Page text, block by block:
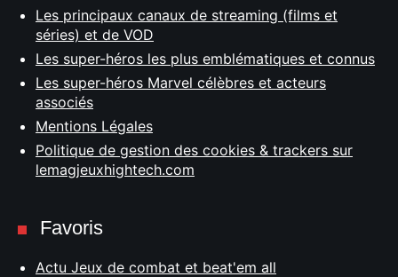
Les principaux canaux de streaming (films et
séries) et de VOD
Les super-héros les plus emblématiques et connus
Les super-héros Marvel célèbres et acteurs
associés
Mentions Légales
Politique de gestion des cookies & trackers sur
lemagjeuxhightech.com
Favoris
Actu Jeux de combat et beat'em all